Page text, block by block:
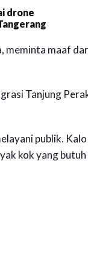
drone
meminta maaf
Tanjung
publik.
kok yang